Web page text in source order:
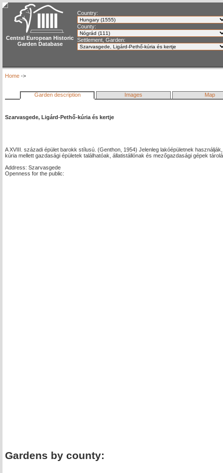
Central European Historic
Garden Database
Country:
County:
Settlement, Garden:
Home ->
Garden description Images Map
Szarvasgede, Ligárd-Pethő-kúria és kertje
A XVIII. századi épület barokk stílusú. (Genthon, 1954) Jelenleg lakóépületnek
kúria mellett gazdasági épületek találhatóak, állatistállónak és mezőgazdasági gépek
Address: Szarvasgede
Openness for the public:
Gardens by county: